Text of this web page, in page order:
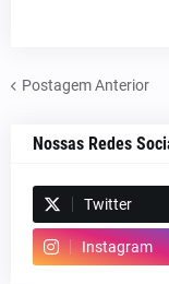
Postagem Anterior
Nossas Redes
Twitter
Instagram